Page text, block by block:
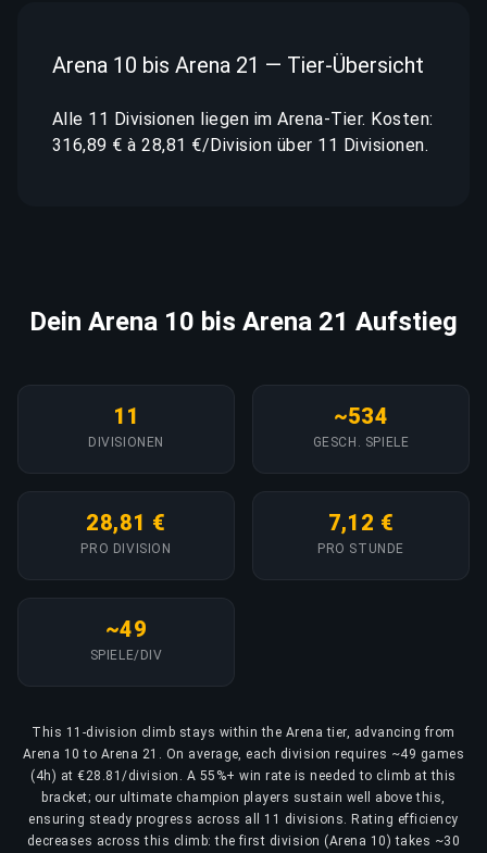
Arena 10 bis Arena 21 — Tier-Übersicht
Alle 11 Divisionen liegen im Arena-Tier. Kosten:
316,89 € à 28,81 €/Division über 11 Divisionen.
Dein Arena 10 bis Arena 21 Aufstieg
11
DIVISIONEN
~534
GESCH. SPIELE
28,81 €
PRO DIVISION
7,12 €
PRO STUNDE
~49
SPIELE/DIV
This 11-division climb stays within the Arena tier, advancing from
Arena 10 to Arena 21. On average, each division requires ~49 games
(4h) at €28.81/division. A 55%+ win rate is needed to climb at this
bracket; our ultimate champion players sustain well above this,
ensuring steady progress across all 11 divisions. Rating efficiency
decreases across this climb: the first division (Arena 10) takes ~30